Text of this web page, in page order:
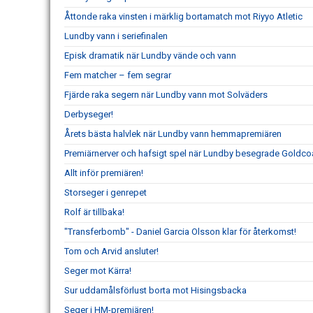
Åttonde raka vinsten i märklig bortamatch mot Riyyo Atletic
Lundby vann i seriefinalen
Episk dramatik när Lundby vände och vann
Fem matcher – fem segrar
Fjärde raka segern när Lundby vann mot Solväders
Derbyseger!
Årets bästa halvlek när Lundby vann hemmapremiären
Premiärnerver och hafsigt spel när Lundby besegrade
Allt inför premiären!
Storseger i genrepet
Rolf är tillbaka!
"Transferbomb" - Daniel Garcia Olsson klar för återkomst!
Tom och Arvid ansluter!
Seger mot Kärra!
Sur uddamålsförlust borta mot Hisingsbacka
Seger i HM-premiären!